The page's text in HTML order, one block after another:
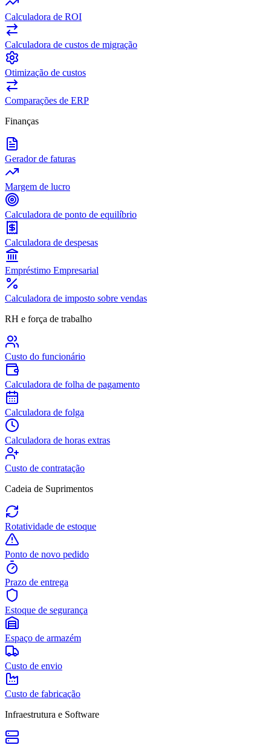
Calculadora de ROI
Calculadora de custos de migração
Otimização de custos
Comparações de ERP
Finanças
Gerador de faturas
Margem de lucro
Calculadora de ponto de equilíbrio
Calculadora de despesas
Empréstimo Empresarial
Calculadora de imposto sobre vendas
RH e força de trabalho
Custo do funcionário
Calculadora de folha de pagamento
Calculadora de folga
Calculadora de horas extras
Custo de contratação
Cadeia de Suprimentos
Rotatividade de estoque
Ponto de novo pedido
Prazo de entrega
Estoque de segurança
Espaço de armazém
Custo de envio
Custo de fabricação
Infraestrutura e Software